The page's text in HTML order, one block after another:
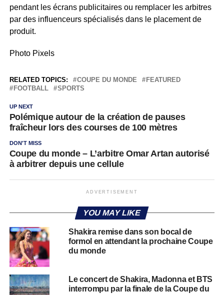
pendant les écrans publicitaires ou remplacer les arbitres
par des influenceurs spécialisés dans le placement de
produit.
Photo Pixels
RELATED TOPICS: COUPE DU MONDE
FEATURED
FOOTBALL
SPORTS
UP NEXT
Polémique autour de la création de pauses
fraîcheur lors des courses de 100 mètres
DON'T MISS
Coupe du monde – L’arbitre Omar Artan autorisé
à arbitrer depuis une cellule
ADVERTISEMENT
YOU MAY LIKE
Shakira remise dans son bocal de
formol en attendant la prochaine Coupe
du monde
Le concert de Shakira, Madonna et BTS
interrompu par la finale de la Coupe du